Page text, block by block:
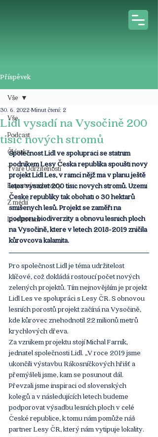
Příspěvek
Vše
Podcast
Článek
Tváře Udržitelnosti
Expertní rozhovory
Z médií
Live stream
Vše
Lidl vysadí na Vysočině 200
tisíc nových stromů
30. 6. 2022 Minut čtení: 2
Společnost Lidl ve spolupráci se státním
podnikem Lesy Česká republika spouští nový
projekt Lidl Les, v rámci nějž má v plánu ještě
letos vysázet 200 tisíc nových stromů. Území
České republiky tak obohatí o 30 hektarů
smíšených lesů. Projekt se zaměří na
podporu biodiverzity a obnovu lesních ploch
na Vysočině, které v letech 2018-2019 zničila
kůrovcová kalamita.
Pro společnost Lidl je téma udržitelost
klíčové, což dokládá rostoucí počet nových
zelených projektů. Tím nejnovějším je projekt
Lidl Les ve spolupráci s Lesy ČR. S obnovou
lesních porostů projekt začíná na Vysočině,
kde kůrovec znehodnotil 22 milionů metrů
krychlových dřeva.
Za vznikem projektu stojí Michal Farník,
jednatel společnosti Lidl. „V roce 2019 jsme
ukončili výstavbu Rákosníčkových hřišť a
přemýšleli jsme, kam se posunout dál.
Převzali jsme inspiraci od slovenských
kolegů a v následujících letech budeme
podporovat výsadbu lesních ploch v celé
České republice, k tomu nám pomůže náš
partner Lesy ČR, který nám vytipuje lokality.